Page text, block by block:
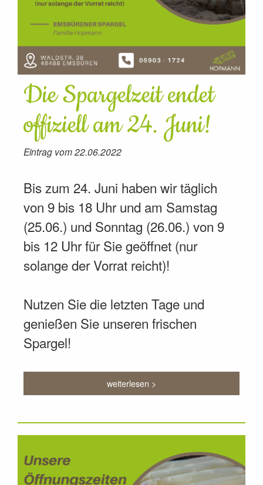
Die Spargelzeit endet
offiziell am 24. Juni!
Eintrag vom 22.06.2022
Bis zum 24. Juni haben wir täglich
von 9 bis 18 Uhr und am Samstag
(25.06.) und Sonntag (26.06.) von 9
bis 12 Uhr für Sie geöffnet (nur
solange der Vorrat reicht)!
Nutzen Sie die letzten Tage und
genießen Sie unseren frischen
Spargel!
weiterlesen >